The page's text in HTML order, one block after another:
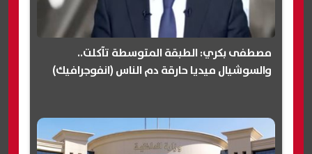
مصطفى بكري: الطبقة المتوسطة تآكلت..
والسوشيال ميديا حارقة دم الناس (انفوجرافيك)